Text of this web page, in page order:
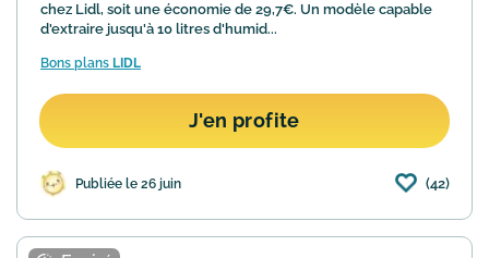
chez Lidl, soit une économie de 29,7€. Un modèle capable
d'extraire jusqu'à 10 litres d'humid...
Bons plans LIDL
J'en profite
Publiée le 26 juin (42)